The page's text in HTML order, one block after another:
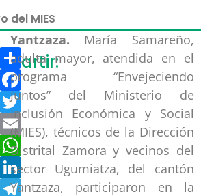
del MIES
Compartir
Facebook
Twitter
Email
WhatsApp
LinkedIn
Telegram
Yantzaza. María Samareño,
adulta mayor, atendida en el
programa “Envejeciendo
Juntos” del Ministerio de
Inclusión Económica y Social
(MIES), técnicos de la Dirección
Distrital Zamora y vecinos del
sector Ugumiatza, del cantón
Yantzaza, participaron en la